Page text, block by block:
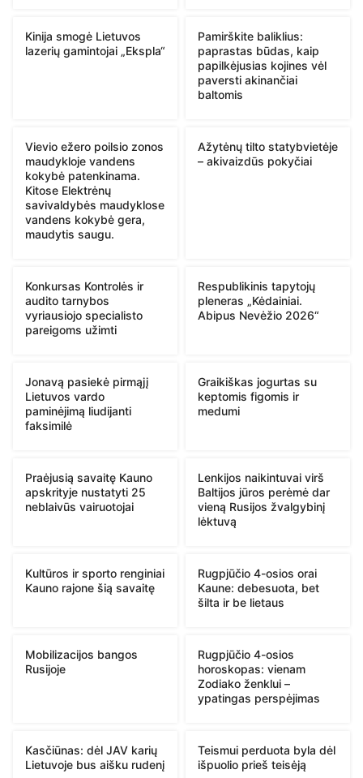
Kinija smogė Lietuvos
lazerių gamintojai „Ekspla“
Pamirškite baliklius:
paprastas būdas, kaip
papilkėjusias kojines vėl
paversti akinančiai
baltomis
Vievio ežero poilsio zonos
maudykloje vandens
kokybė patenkinama.
Kitose Elektrėnų
savivaldybės maudyklose
vandens kokybė gera,
maudytis saugu.
Ažytėnų tilto statybvietėje
– akivaizdūs pokyčiai
Konkursas Kontrolės ir
audito tarnybos
vyriausiojo specialisto
pareigoms užimti
Respublikinis tapytojų
pleneras „Kėdainiai.
Abipus Nevėžio 2026“
Jonavą pasiekė pirmąjį
Lietuvos vardo
paminėjimą liudijanti
faksimilė
Graikiškas jogurtas su
keptomis figomis ir
medumi
Praėjusią savaitę Kauno
apskrityje nustatyti 25
neblaivūs vairuotojai
Lenkijos naikintuvai virš
Baltijos jūros perėmė dar
vieną Rusijos žvalgybinį
lėktuvą
Kultūros ir sporto renginiai
Kauno rajone šią savaitę
Rugpjūčio 4-osios orai
Kaune: debesuota, bet
šilta ir be lietaus
Mobilizacijos bangos
Rusijoje
Rugpjūčio 4-osios
horoskopas: vienam
Zodiako ženklui –
ypatingas perspėjimas
Kasčiūnas: dėl JAV karių
Lietuvoje bus aišku rudenį
Teismui perduota byla dėl
išpuolio prieš teisėją